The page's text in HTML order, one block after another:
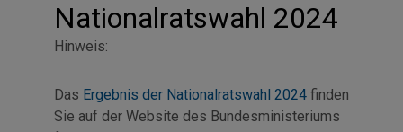
Nationalratswahl 2024
Hinweis:
Das Ergebnis der Nationalratswahl 2024 finden
Sie auf der Website des Bundesministeriums